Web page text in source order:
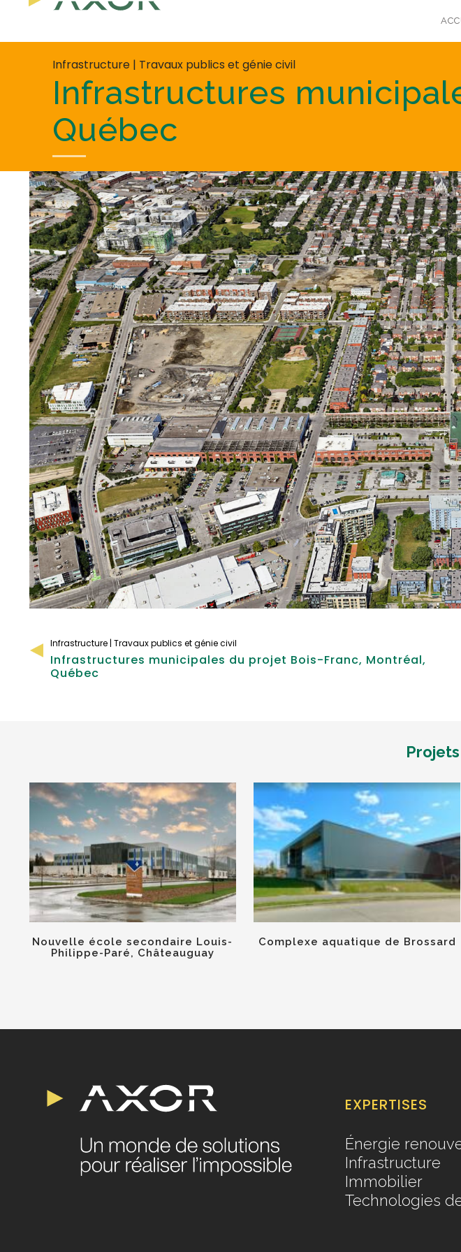
Infrastructure | Travaux publics et génie civil
Infrastructures
Québec
Infrastructure | Travaux publics et génie civil
Infrastructures municipales du projet Bois-Franc, Montréal,
Québec
VOIR
Nouvelle école secondaire Louis-
Philippe-Paré, Châteauguay
Complexe aquatique de Brossard
EXPERTISES
Énergie
Infrastructure
Immobilier
Technologies